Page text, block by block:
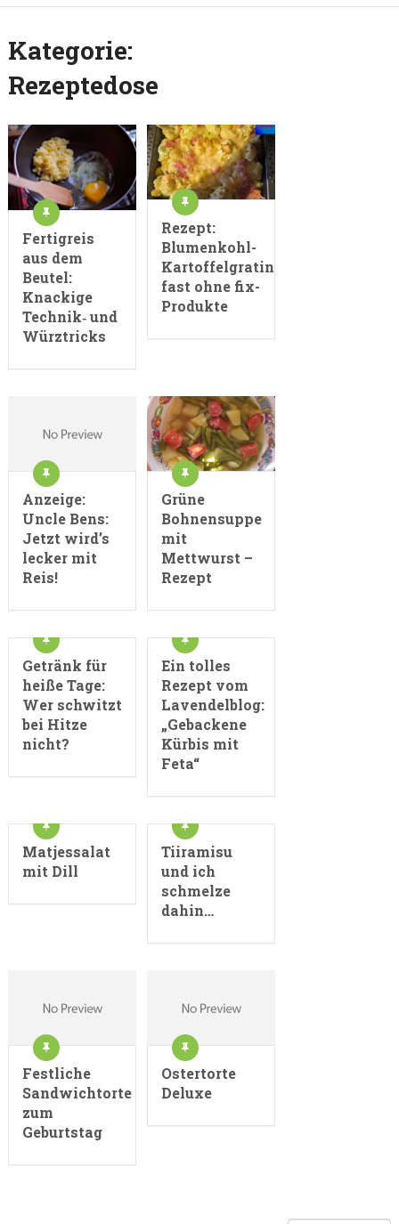
Kategorie:
Rezeptedose
Fertigreis
aus dem
Beutel:
Knackige
Technik‑ und
Würztricks
Rezept:
Blumenkohl-
Kartoffelgratin
fast ohne fix-
Produkte
Anzeige:
Uncle Bens:
Jetzt wird’s
lecker mit
Reis!
Grüne
Bohnensuppe
mit
Mettwurst –
Rezept
Getränk für
heiße Tage:
Wer schwitzt
bei Hitze
nicht?
Ein tolles
Rezept vom
Lavendelblog:
„Gebackene
Kürbis mit
Feta“
Matjessalat
mit Dill
Tiiramisu
und ich
schmelze
dahin…
Festliche
Sandwichtorte
zum
Geburtstag
Ostertorte
Deluxe